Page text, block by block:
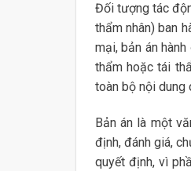
Đối tượng tác
thẩm nhân) ban
mại, bản án
thẩm hoặc tái
toàn bộ nội dung
Bản án là một
định, đánh giá,
quyết định, vì